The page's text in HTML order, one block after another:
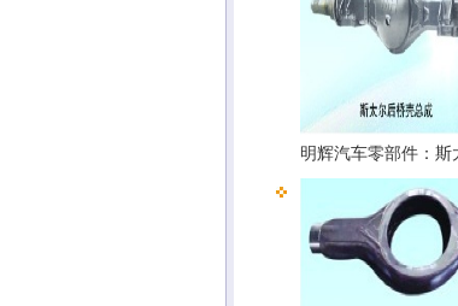
明辉汽车零部件：斯